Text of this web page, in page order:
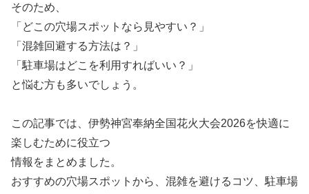
そのため、
「どこの穴場スポットなら見やすい？」
「混雑回避する方法は？」
「駐車場はどこを利用すればいい？」
と悩む方も多いでしょう。
この記事では、伊勢神宮奉納全国花火大会2026を快適に
楽しむために役立つ
情報をまとめました。
おすすめの穴場スポットから、混雑を避けるコツ、駐車場